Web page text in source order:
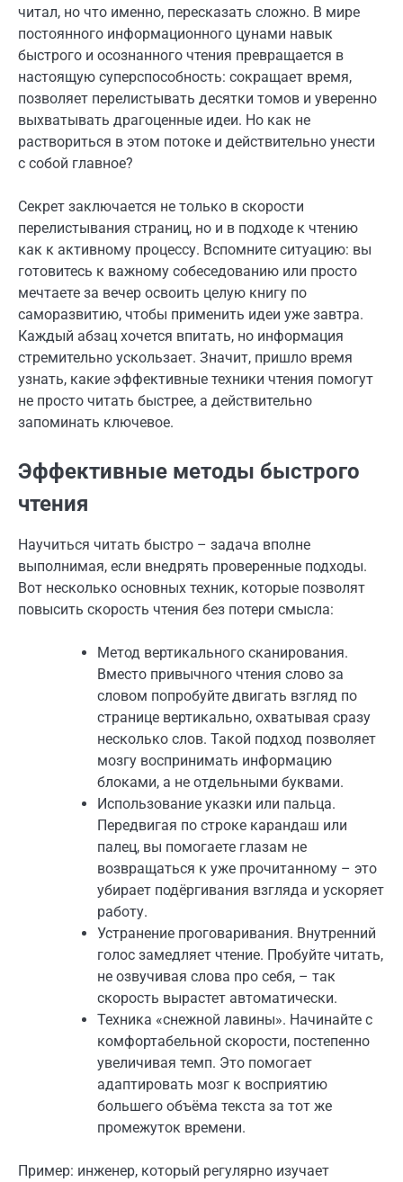
читал, но что именно, пересказать сложно. В мире
постоянного информационного цунами навык
быстрого и осознанного чтения превращается в
настоящую суперспособность: сокращает время,
позволяет перелистывать десятки томов и уверенно
выхватывать драгоценные идеи. Но как не
раствориться в этом потоке и действительно унести
с собой главное?
Секрет заключается не только в скорости
перелистывания страниц, но и в подходе к чтению
как к активному процессу. Вспомните ситуацию: вы
готовитесь к важному собеседованию или просто
мечтаете за вечер освоить целую книгу по
саморазвитию, чтобы применить идеи уже завтра.
Каждый абзац хочется впитать, но информация
стремительно ускользает. Значит, пришло время
узнать, какие эффективные техники чтения помогут
не просто читать быстрее, а действительно
запоминать ключевое.
Эффективные методы быстрого
чтения
Научиться читать быстро – задача вполне
выполнимая, если внедрять проверенные подходы.
Вот несколько основных техник, которые позволят
повысить скорость чтения без потери смысла:
Метод вертикального сканирования.
Вместо привычного чтения слово за
словом попробуйте двигать взгляд по
странице вертикально, охватывая сразу
несколько слов. Такой подход позволяет
мозгу воспринимать информацию
блоками, а не отдельными буквами.
Использование указки или пальца.
Передвигая по строке карандаш или
палец, вы помогаете глазам не
возвращаться к уже прочитанному – это
убирает подёргивания взгляда и ускоряет
работу.
Устранение проговаривания. Внутренний
голос замедляет чтение. Пробуйте читать,
не озвучивая слова про себя, – так
скорость вырастет автоматически.
Техника «снежной лавины». Начинайте с
комфортабельной скорости, постепенно
увеличивая темп. Это помогает
адаптировать мозг к восприятию
большего объёма текста за тот же
промежуток времени.
Пример: инженер, который регулярно изучает